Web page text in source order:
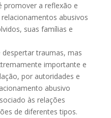
promover a reflexão e
abusivos
suas famílias e
traumas, mas
importante e
por autoridades e
abusivo
às relações
de diferentes tipos.